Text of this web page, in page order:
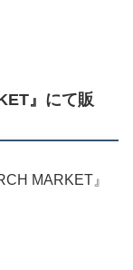
』にて販
MARKET』